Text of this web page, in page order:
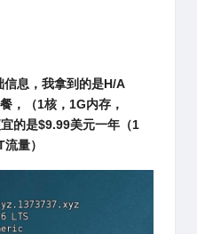
信息，我拿到的是 H/A
，（1核，1G内存，
的是$9.99美元一年（1
量）